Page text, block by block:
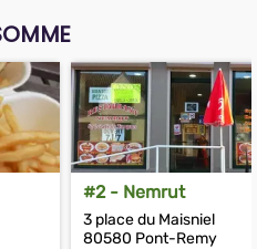
#2 - Nemrut
3 place du Maisniel
80580 Pont-Remy